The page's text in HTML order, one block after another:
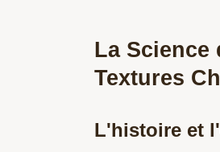
La Science
Textures
L'histoire et